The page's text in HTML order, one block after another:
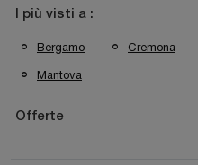
I più visti a :
Bergamo Cremona
Mantova
Offerte